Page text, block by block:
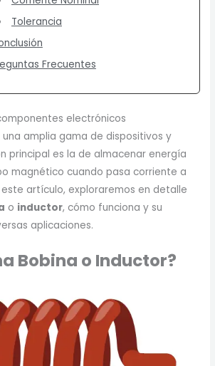
Tolerancia
Frecuentes
electrónicos
amplia gama de dispositivos y
principal es la de almacenar energía
magnético cuando pasa corriente a
este artículo, exploraremos en detalle
o inductor, cómo funciona y su
aplicaciones.
Bobina o Inductor?